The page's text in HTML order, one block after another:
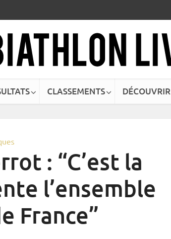
CLASSEMENTS DÉCOUVRIR
: “C’est la
l’ensemble
France”